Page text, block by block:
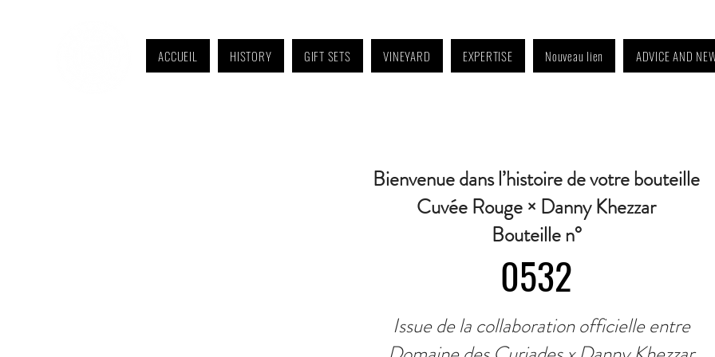
ACCUEIL HISTORY GIFT SETS VINEYARD EXPERTISE Nouveau lien ADVICE AND
Bienvenue dans l’histoire de votre bouteille
Cuvée Rouge × Danny Khezzar
Bouteille n°
0532
Issue de la collaboration officielle entre